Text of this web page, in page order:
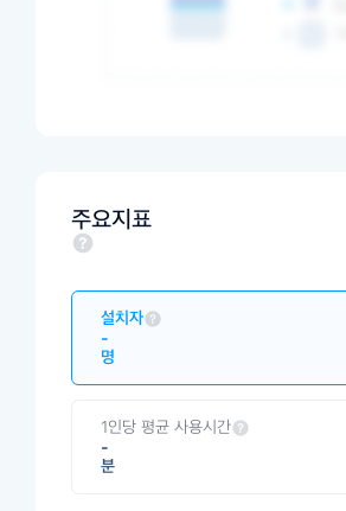
주요지표
설치자
-
명
1인당 평균 사용시간
-
분